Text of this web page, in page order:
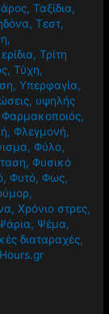
,Ταξίδια,
,Τεστ,
,
,Τρίτη
,Τύχη,
,Υπερφαγία,
, υψηλής
Φαρμακοποιός,
,Φλεγμονή,
,Φύλο,
,Φυσικό
,Φυτό,Φως,
,
,Χρόνιο στρες,
, Ψέμα,
διαταραχές,
Hours.gr